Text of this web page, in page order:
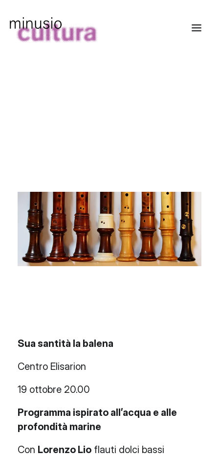
Sua santità la balena
Centro Elisarion
19 ottobre 20.00
Programma ispirato all’acqua e alle
profondità marine
Con Lorenzo Lio flauti dolci bassi